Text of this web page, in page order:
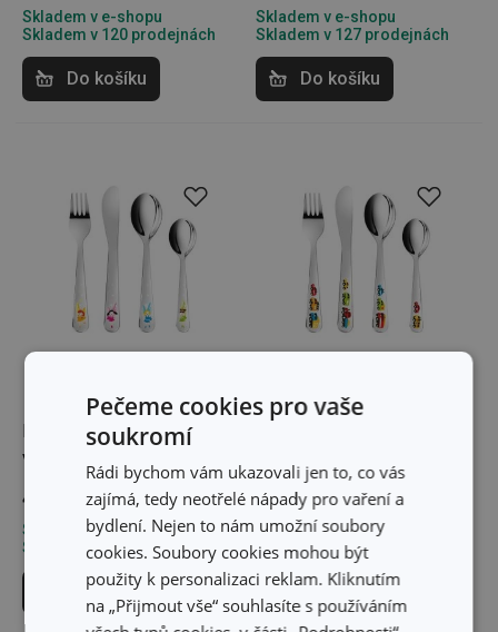
Skladem v e-shopu
Skladem v 120 prodejnách
Do košíku
Skladem v e-shopu
Skladem v 127 prodejnách
Do košíku
Dětský příbor BAMBINI,
víly, 4 ks
499 Kč
Skladem v e-shopu
Skladem v 125 prodejnách
Do košíku
499 Kč
Skladem v e-shopu
Skladem v 126 prodejnách
Do košíku
Pečeme cookies pro vaše
soukromí
Rádi bychom vám ukazovali jen to, co vás
zajímá, tedy neotřelé nápady pro vaření a
bydlení. Nejen to nám umožní soubory
cookies. Soubory cookies mohou být
použity k personalizaci reklam. Kliknutím
na „Přijmout vše“ souhlasíte s používáním